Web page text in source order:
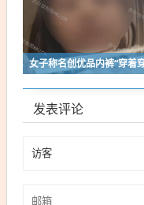
发表评论